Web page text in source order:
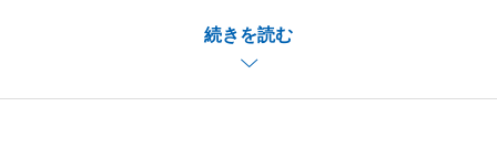
続きを読む
私が買主様の不安に寄り添い、決して急かすことな
く、納得のいく決断のお手伝いができたことは、大き
な喜びでございます。